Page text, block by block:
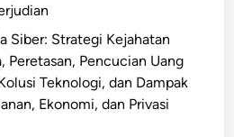
Siber: Strategi Kejahatan
Peretasan, Pencucian Uang
Teknologi, dan Dampak
Ekonomi, dan Privasi